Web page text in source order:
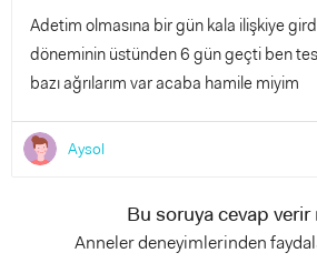
Adetim olmasına bir gün kala ilişkiye
döneminin üstünden 6 gün geçti ben
bazı ağrılarım var acaba hamile miyim
Aysol
Bu soruya cevap
Anneler deneyimlerinden